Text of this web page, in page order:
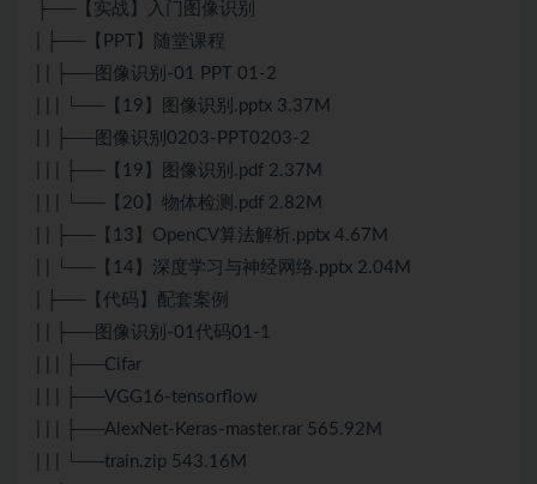
├──【实战】入门图像识别
| ├──【PPT】随堂课程
| | ├──图像识别-01 PPT 01-2
| | | └──【19】图像识别.pptx 3.37M
| | ├──图像识别0203-PPT0203-2
| | | ├──【19】图像识别.pdf 2.37M
| | | └──【20】物体检测.pdf 2.82M
| | ├──【13】OpenCV算法解析.pptx 4.67M
| | └──【14】深度学习与神经网络.pptx 2.04M
| ├──【代码】配套案例
| | ├──图像识别-01代码01-1
| | | ├──Cifar
| | | ├──VGG16-tensorflow
| | | ├──AlexNet-Keras-master.rar 565.92M
| | | └──train.zip 543.16M